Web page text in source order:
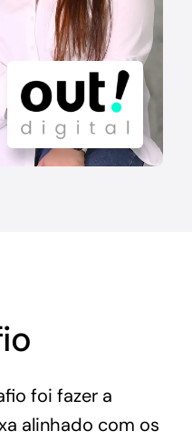
foi fazer a
alinhado com os